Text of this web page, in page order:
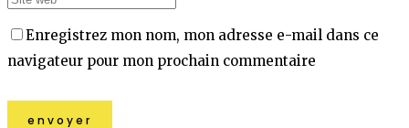
Enregistrez mon nom, mon adresse e-mail dans ce
navigateur pour mon prochain commentaire